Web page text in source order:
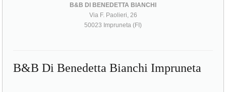
B&B DI BENEDETTA BIANCHI
Via F. Paolieri, 26
50023 Impruneta (FI)
B&B Di Benedetta Bianchi Impruneta